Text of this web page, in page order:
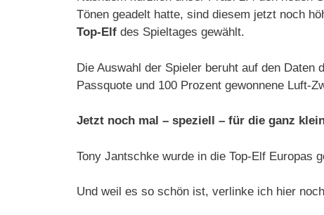
Tönen geadelt hatte, sind diesem jetzt noch
Top-Elf des Spieltages gewählt.
Die Auswahl der Spieler beruht auf den Daten
Passquote und 100 Prozent gewonnene Luft-
Jetzt noch mal – speziell – für die ganz
Tony Jantschke wurde in die Top-Elf Europas
Und weil es so schön ist, verlinke ich hier